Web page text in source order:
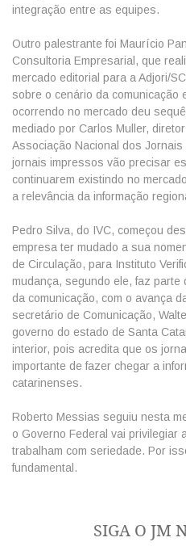
integração entre as equipes.
Outro palestrante foi Maurício
Consultoria Empresarial, que
mercado editorial para a Adjori/
sobre o cenário da comunicação
ocorrendo no mercado deu
mediado por Carlos Muller,
Associação Nacional dos
jornais impressos vão precisar
continuarem existindo no
a relevância da informação
Pedro Silva, do IVC, começou
empresa ter mudado a sua
de Circulação, para Instituto
mudança, segundo ele, faz parte
da comunicação, com o avança
secretário de Comunicação,
governo do estado de Santa
interior, pois acredita que os
importante de fazer chegar a
catarinenses.
Roberto Messias seguiu nesta
o Governo Federal vai privilegiar
trabalham com seriedade. Por
fundamental.
SIGA O JM